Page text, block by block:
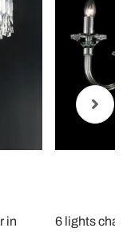
in
6 lights